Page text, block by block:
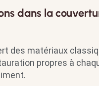
dans la
des matériaux
propres à